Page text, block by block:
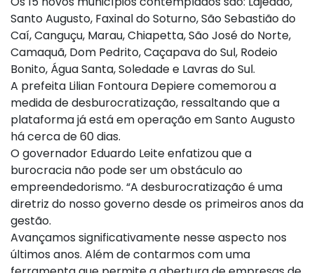
Santo Augusto, Faxinal do Soturno, São Sebastião do
Caí, Canguçu, Marau, Chiapetta, São José do Norte,
Camaquã, Dom Pedrito, Caçapava do Sul, Rodeio
Bonito, Água Santa, Soledade e Lavras do Sul.
A prefeita Lilian Fontoura Depiere comemorou a
medida de desburocratização, ressaltando que a
plataforma já está em operação em Santo Augusto
há cerca de 60 dias.
O governador Eduardo Leite enfatizou que a
burocracia não pode ser um obstáculo ao
empreendedorismo. “A desburocratização é uma
diretriz do nosso governo desde os primeiros anos da
gestão.
Avançamos significativamente nesse aspecto nos
últimos anos. Além de contarmos com uma